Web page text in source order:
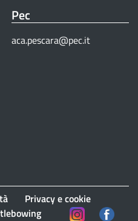
Pec
aca.pescara@pec.it
Privacy e cookie